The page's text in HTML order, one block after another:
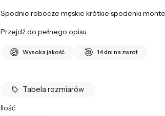
Spodnie robocze męskie krótkie spodenki
Przejdź do pełnego opisu
Wysoka jakość 14 dni na zwrot
Tabela rozmiarów
Ilość